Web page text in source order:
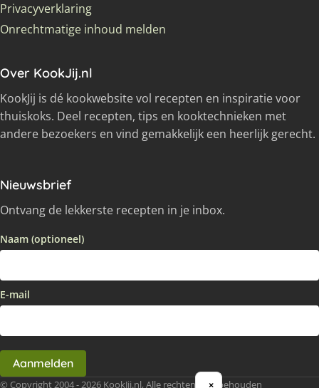
Privacyverklaring
Onrechtmatige inhoud melden
Over KookJij.nl
KookJij is dé kookwebsite vol recepten en inspiratie voor
thuiskoks. Deel recepten, tips en kooktechnieken met
andere bezoekers en vind gemakkelijk een heerlijk gerecht.
Nieuwsbrief
Ontvang de lekkerste recepten in je inbox.
Naam (optioneel)
E-mail
Aanmelden
© Copyright 2004 - 2026 KookJij.nl, Alle rechten voorbehouden
×